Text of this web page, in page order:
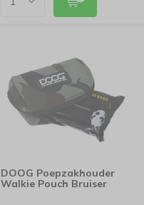
DOOG Poepzakhouder
Walkie Pouch Bruiser